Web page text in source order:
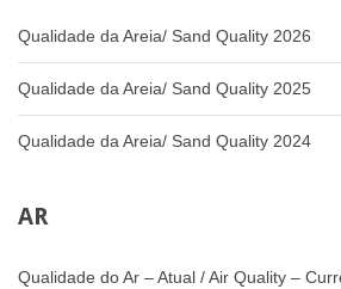
Qualidade da Areia/ Sand Quality 2026
Qualidade da Areia/ Sand Quality 2025
Qualidade da Areia/ Sand Quality 2024
AR
Qualidade do Ar – Atual / Air Quality –